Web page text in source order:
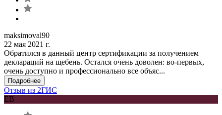
maksimoval90
22 мая 2021 г.
Обратился в данный центр сертификации за получением
деклараций на щебень. Остался очень доволен: во-первых,
очень доступно и профессионально все объяс...
Подробнее
Отзыв из 2ГИС
ЕВ